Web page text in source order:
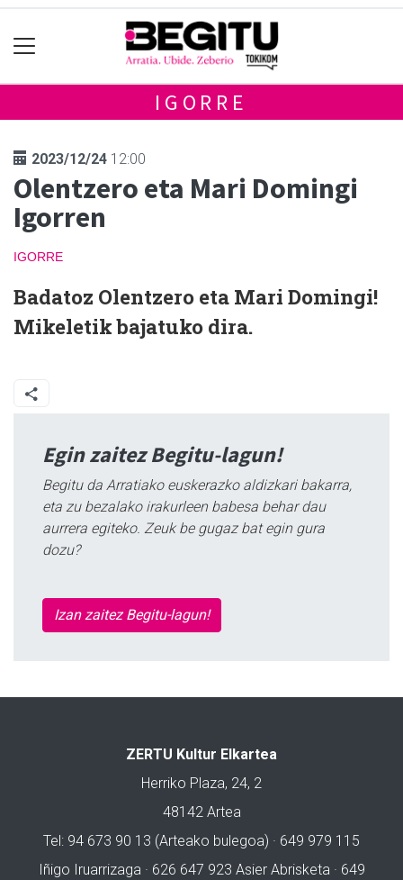
IGORRE
2023/12/24 12:00
Olentzero eta Mari Domingi
Igorren
IGORRE
Badatoz Olentzero eta Mari Domingi!
Mikeletik bajatuko dira.
Egin zaitez Begitu-lagun!
Begitu da Arratiako euskerazko aldizkari bakarra,
eta zu bezalako irakurleen babesa behar dau
aurrera egiteko. Zeuk be gugaz bat egin gura
dozu?
Izan zaitez Begitu-lagun!
ZERTU Kultur Elkartea
Herriko Plaza, 24, 2
48142 Artea
Tel: 94 673 90 13 (Arteako bulegoa) · 649 979 115
Iñigo Iruarrizaga · 626 647 923 Asier Abrisketa · 649